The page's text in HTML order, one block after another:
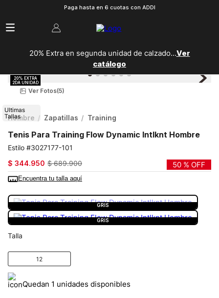
Paga hasta en 6 cuotas con ADDI
20% Extra en segunda unidad de calzado...Ver
catálogo
Ultimas
Tallas
Ver Fotos(5)
Hombre Zapatillas Training
Tenis Para Training Flow Dynamic Intlknt Hombre
3027177-101
$ 344.950 $ 689.900 50 % OFF
Encuentra tu talla aquí
GRIS
GRIS
Talla
12
Quedan 1 unidades disponibles